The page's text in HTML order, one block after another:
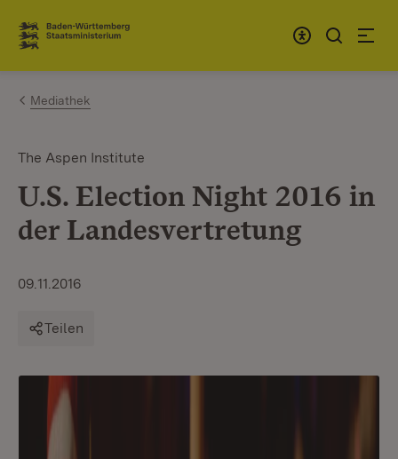
Zum Inhalt springen
Link zur Startseite
Mediathek
The Aspen Institute
U.S. Election Night 2016 in
der Landesvertretung
09.11.2016
Teilen